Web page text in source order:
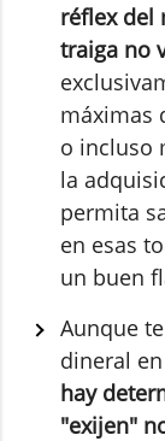
réflex del
traiga no
máximas
o incluso
la
permita
en esas
un buen
Aunque
dineral
hay
"exijen"